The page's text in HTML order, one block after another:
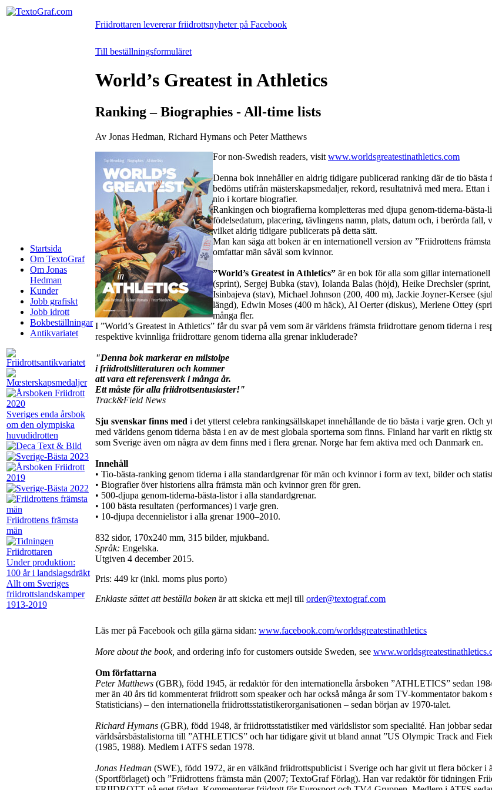
Startsida
Om TextoGraf
Om Jonas
Hedman
Kunder
Jobb grafiskt
Jobb idrott
Bokbeställningar
Antikvariatet
Sveriges enda årsbok
om den olympiska
huvudidrotten
Friidrottens främsta
män
Under produktion:
100 år i landslagsdräkt
Allt om Sveriges
friidrottslandskamper
1913-2019
Friidrottaren levererar friidrottsnyheter på Facebook
Till beställningsformuläret
World’s Greatest in Athletics
Ranking – Biographies - All-time lists
Av Jonas Hedman, Richard Hymans och Peter Matthews
For non-Swedish readers, visit www.worldsgreatestinathletics.com
Denna bok innehåller en aldrig tidigare publicerad ranking där de tio
bedöms utifrån mästerskapsmedaljer, rekord, resultatnivå med mera.
nio i kortare biografier.
Rankingen och biografierna kompletteras med djupa genom-tiderna-
födelsedatum, placering, tävlingens namn, plats, datum och, i berörda
vilket aldrig tidigare publicerats på detta sätt.
Man kan säga att boken är en internationell version av ”Friidrottens
omfattar män såväl som kvinnor.
”World’s Greatest in Athletics” är en bok för alla som gillar
(sprint), Sergej Bubka (stav), Iolanda Balas (höjd), Heike Drechsler
Isinbajeva (stav), Michael Johnson (200, 400 m), Jackie Joyner-Kersee
längd), Edwin Moses (400 m häck), Al Oerter (diskus), Merlene Ottey
många fler.
I ”World’s Greatest in Athletics” får du svar på vem som är världens främsta friidrottare genom tiderna i
respektive kvinnliga friidrottare genom tiderna alla grenar inkluderade?
"Denna bok markerar en milstolpe
i friidrottslitteraturen och kommer
att vara ett referensverk i många år.
Ett måste för alla friidrottsentusiaster!"
Track&Field News
Sju svenskar finns med i det ytterst celebra rankingsällskapet innehållande de tio bästa i varje gren. Och
med världens genom tiderna bästa i en av de mest globala sporterna som finns. Finland har varit en riktig
som Sverige även om några av dem finns med i flera grenar. Norge har fem aktiva med och Danmark en.
Innehåll
• Tio-bästa-ranking genom tiderna i alla standardgrenar för män och kvinnor i form av text, bilder och
• Biografier över historiens allra främsta män och kvinnor gren för gren.
• 500-djupa genom-tiderna-bästa-listor i alla standardgrenar.
• 100 bästa resultaten (performances) i varje gren.
• 10-djupa decennielistor i alla grenar 1900–2010.
832 sidor, 170x240 mm, 315 bilder, mjukband.
Språk: Engelska.
Utgiven 4 december 2015.
Pris: 449 kr (inkl. moms plus porto)
Enklaste sättet att beställa boken är att skicka ett mejl till order@textograf.com
Läs mer på Facebook och gilla gärna sidan: www.facebook.com/worldsgreatestinathletics
More about the book, and ordering info for customers outside Sweden, see
Om författarna
Peter Matthews (GBR), född 1945, är redaktör för den internationella årsboken ”ATHLETICS” sedan
mer än 40 års tid kommenterat friidrott som speaker och har också många år som TV-kommentator
Statisticians) – den internationella friidrottsstatistikerorganisationen – sedan början av 1970-talet.
Richard Hymans (GBR), född 1948, är friidrottsstatistiker med världslistor som specialité. Han jobbar
världsårsbästalistorna till ”ATHLETICS” och har tidigare givit ut bland annat ”US Olympic Track and
(1985, 1988). Medlem i ATFS sedan 1978.
Jonas Hedman (SWE), född 1972, är en välkänd friidrottspublicist i Sverige och har givit ut flera böcker i
(Sportförlaget) och ”Friidrottens främsta män (2007; TextoGraf Förlag). Han var redaktör för tidningen